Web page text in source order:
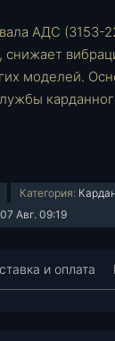
АДС (3153-
снижает
моделей.
Категория:
Авг. 09:19
и оплата